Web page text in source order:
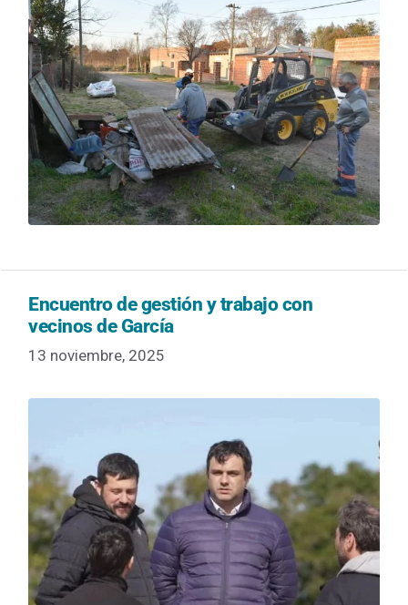
Encuentro de gestión y trabajo con
vecinos de García
13 noviembre, 2025